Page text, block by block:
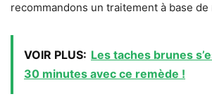
recommandons un traitement à base de
VOIR PLUS: Les taches brunes
30 minutes avec ce remède !